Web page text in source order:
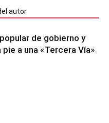
autor
de gobierno y
a una «Tercera Vía»